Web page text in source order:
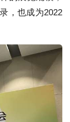
，也成为2022